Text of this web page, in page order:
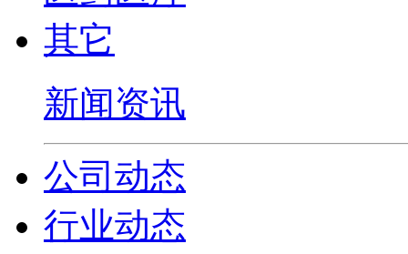
其它
新闻资讯
公司动态
行业动态